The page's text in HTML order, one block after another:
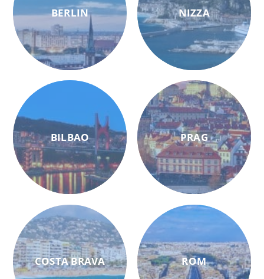
BERLIN
BILBAO
COSTA BRAVA
NIZZA
PRAG
ROM